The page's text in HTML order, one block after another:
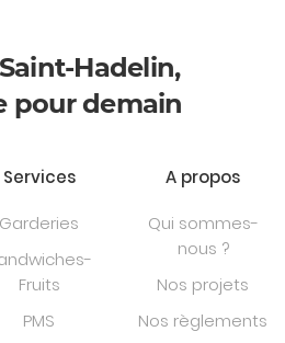
Hadelin,
pour demain
Services
Garderies
Fruits
PMS
A propos
Qui sommes-
nous ?
Nos projets
Nos règlements